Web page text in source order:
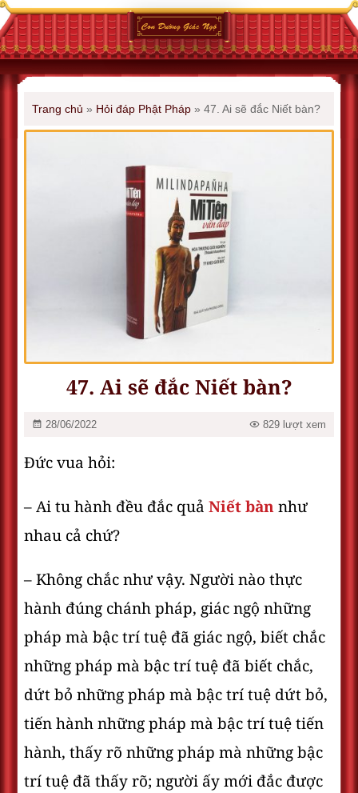
Trang chủ » Hỏi đáp Phật Pháp » 47. Ai sẽ đắc Niết bàn?
47. Ai sẽ đắc Niết bàn?
28/06/2022 829 lượt xem
Đức vua hỏi:
– Ai tu hành đều đắc quả Niết bànnhư
nhau cả chứ?
– Không chắc như vậy. Người nào thực
hành đúng chánh pháp, giác ngộ những
pháp mà bậc trí tuệ đã giác ngộ, biết chắc
những pháp mà bậc trí tuệ đã biết chắc,
dứt bỏ những pháp mà bậc trí tuệ dứt bỏ,
tiến hành những pháp mà bậc trí tuệ tiến
hành, thấy rõ những pháp mà những bậc
trí tuệ đã thấy rõ; người ấy mới đắc được